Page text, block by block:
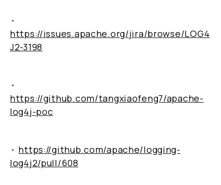
•
https://issues.apache.org/jira/browse/LOG4
J2-3198
•
https://github.com/tangxiaofeng7/apache-
log4j-poc
• https://github.com/apache/logging-
log4j2/pull/608